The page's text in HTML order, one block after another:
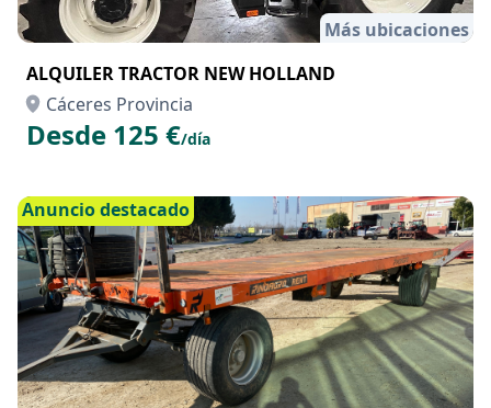
Más ubicaciones
ALQUILER TRACTOR NEW HOLLAND
Cáceres Provincia
Desde 125 €/día
Anuncio destacado